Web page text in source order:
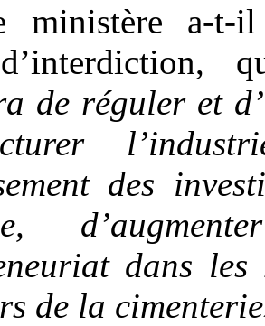
ministère a-t-il
de réguler et
des
dans
de la